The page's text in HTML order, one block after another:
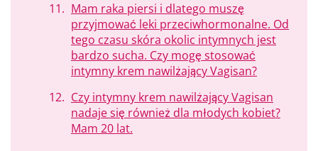
Mam raka piersi i dlatego muszę
przyjmować leki przeciwhormonalne. Od
tego czasu skóra okolic intymnych jest
bardzo sucha. Czy mogę stosować
intymny krem nawilżający Vagisan?
Czy intymny krem nawilżający Vagisan
nadaje się również dla młodych kobiet?
Mam 20 lat.